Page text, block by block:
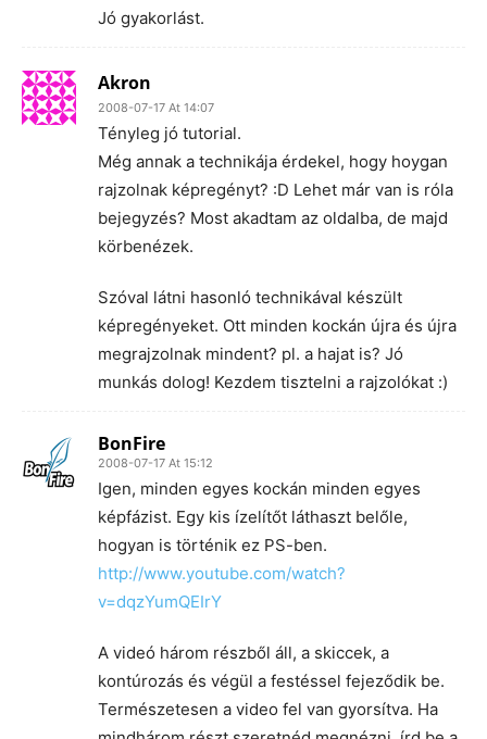
Jó gyakorlást.
Akron
2008-07-17 At 14:07
Tényleg jó tutorial.
Még annak a technikája érdekel, hogy hoygan
rajzolnak képregényt? :D Lehet már van is róla
bejegyzés? Most akadtam az oldalba, de majd
körbenézek.
Szóval látni hasonló technikával készült
képregényeket. Ott minden kockán újra és újra
megrajzolnak mindent? pl. a hajat is? Jó
munkás dolog! Kezdem tisztelni a rajzolókat :)
BonFire
2008-07-17 At 15:12
Igen, minden egyes kockán minden egyes
képfázist. Egy kis ízelítőt láthaszt belőle,
hogyan is történik ez PS-ben.
http://www.youtube.com/watch?
v=dqzYumQEIrY
A videó három részből áll, a skiccek, a
kontúrozás és végül a festéssel fejeződik be.
Természetesen a video fel van gyorsítva. Ha